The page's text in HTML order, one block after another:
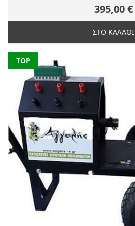
395,00 €
ΣΤΟ ΚΑΛΑΘΙ
NEW
TOP